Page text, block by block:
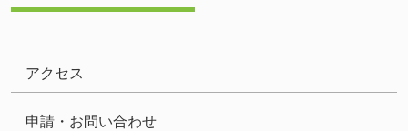
アクセス
申請・お問い合わせ